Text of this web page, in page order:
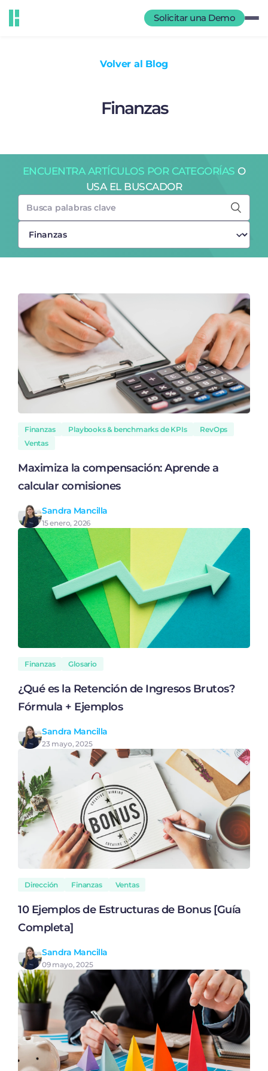
Solicitar una Demo
Volver al Blog
Finanzas
ENCUENTRA ARTÍCULOS POR CATEGORÍAS O
USA EL BUSCADOR
Finanzas Playbooks & benchmarks de KPIs
RevOps
Ventas
Maximiza la compensación: Aprende a
calcular comisiones
Sandra Mancilla
15 enero, 2026
Finanzas Glosario
¿Qué es la Retención de Ingresos Brutos?
Fórmula + Ejemplos
Sandra Mancilla
23 mayo, 2025
Dirección Finanzas Ventas
10 Ejemplos de Estructuras de Bonus [Guía
Completa]
Sandra Mancilla
09 mayo, 2025